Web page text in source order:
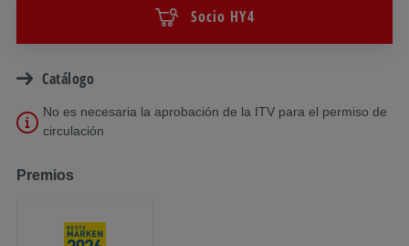
Socio HY4
Catálogo
No es necesaria la aprobación de la ITV para el permiso de
circulación
Premios